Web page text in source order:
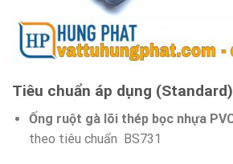
Tiêu chuẩn áp dụng
Ống ruột gà lõi thép bọc nhựa
theo tiêu chuẩn BS731